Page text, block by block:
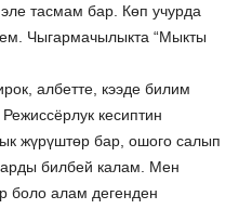
тасмам бар. Көп учурда
Чыгармачылыкта “Мыкты
албетте, кээде билим
кесиптин
жүрүштөр бар, ошого салып
билбей калам. Мен
боло алам дегенден